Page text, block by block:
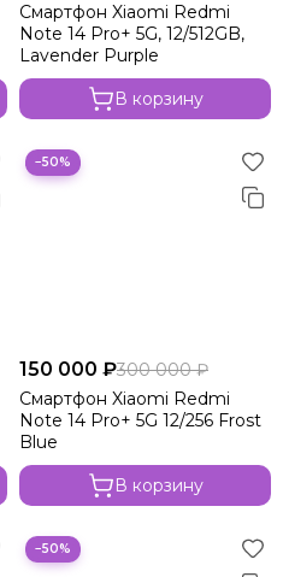
Смартфон Xiaomi Redmi
Note 14 Pro+ 5G, 12/512GB,
Lavender Purple
В корзину
−50%
150 000 ₽300 000 ₽
Смартфон Xiaomi Redmi
Note 14 Pro+ 5G 12/256 Frost
Blue
В корзину
−50%